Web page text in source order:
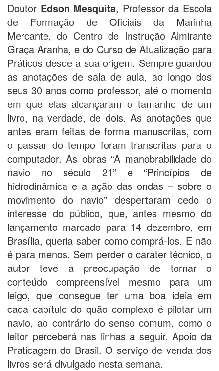
Doutor Edson Mesquita, Professor da Escola
de Formação de Oficiais da Marinha
Mercante, do Centro de Instrução Almirante
Graça Aranha, e do Curso de Atualização para
Práticos desde a sua origem. Sempre guardou
as anotações de sala de aula, ao longo dos
seus 30 anos como professor, até o momento
em que elas alcançaram o tamanho de um
livro, na verdade, de dois. As anotações que
antes eram feitas de forma manuscritas, com
o passar do tempo foram transcritas para o
computador. As obras “A manobrabilidade do
navio no século 21” e “Princípios de
hidrodinâmica e a ação das ondas – sobre o
movimento do navio” despertaram cedo o
interesse do público, que, antes mesmo do
lançamento marcado para 14 dezembro, em
Brasília, queria saber como comprá-los. E não
é para menos. Sem perder o caráter técnico, o
autor teve a preocupação de tornar o
conteúdo compreensível mesmo para um
leigo, que consegue ter uma boa ideia em
cada capítulo do quão complexo é pilotar um
navio, ao contrário do senso comum, como o
leitor perceberá nas linhas a seguir. Apoio da
Praticagem do Brasil. O serviço de venda dos
livros será divulgado nesta semana.